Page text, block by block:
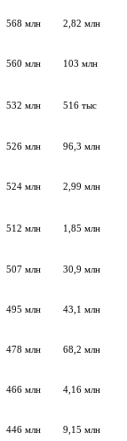
568 млн 2,82 млн
560 млн 103 млн
532 млн 516 тыс
526 млн 96,3 млн
524 млн 2,99 млн
512 млн 1,85 млн
507 млн 30,9 млн
495 млн 43,1 млн
478 млн 68,2 млн
466 млн 4,16 млн
446 млн 9,15 млн